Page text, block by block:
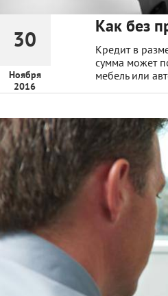
30
Ноября
2016
Как без
Кредит в
сумма может
мебель или